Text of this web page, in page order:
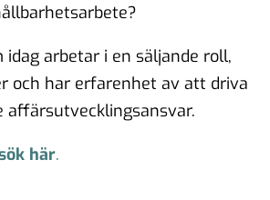
idag arbetar i en säljande roll,
och har erfarenhet av att driva
affärsutvecklingsansvar.
här.